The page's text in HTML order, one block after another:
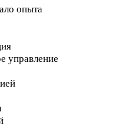
опыта
управление